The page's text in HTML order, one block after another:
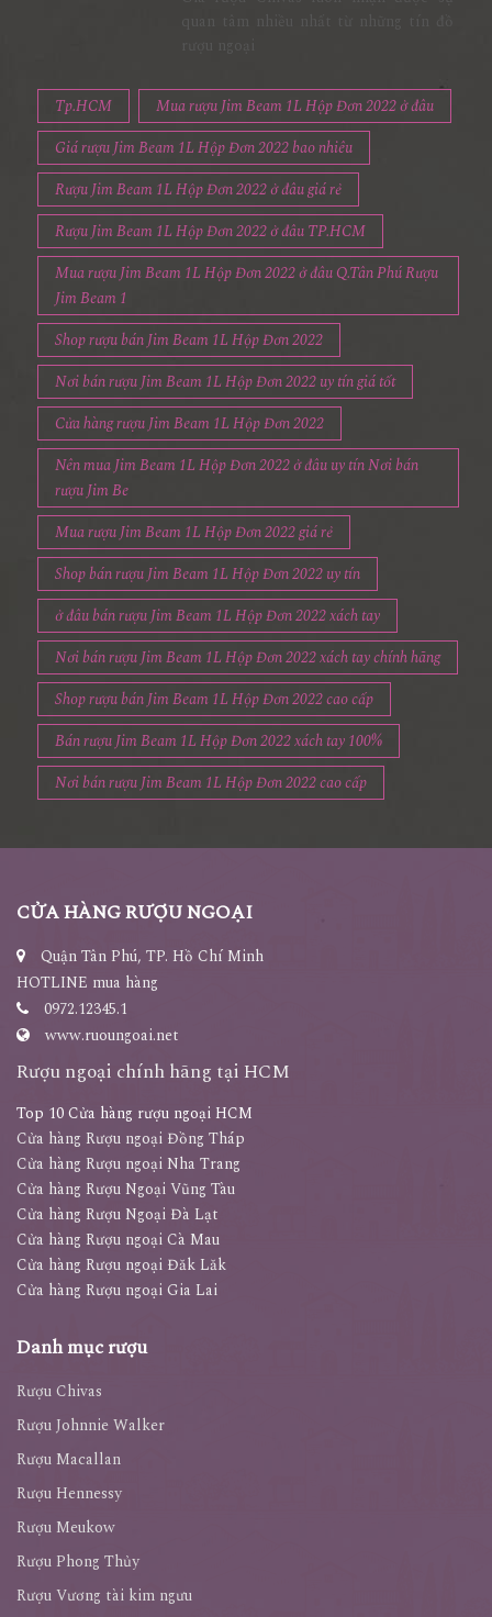
quan tâm nhiều nhất từ những tín đồ
Tp.HCM
Mua rượu Jim Beam 1L Hộp Đơn 2022 ở đâu
Giá rượu Jim Beam 1L Hộp Đơn 2022 bao nhiêu
Rượu Jim Beam 1L Hộp Đơn 2022 ở đâu giá rẻ
Rượu Jim Beam 1L Hộp Đơn 2022 ở đâu TP.HCM
Mua rượu Jim Beam 1L Hộp Đơn 2022 ở đâu Q.Tân Phú Rượu
Jim Beam 1
Shop rượu bán Jim Beam 1L Hộp Đơn 2022
Nơi bán rượu Jim Beam 1L Hộp Đơn 2022 uy tín giá tốt
Cửa hàng rượu Jim Beam 1L Hộp Đơn 2022
Nên mua Jim Beam 1L Hộp Đơn 2022 ở đâu uy tín Nơi bán
rượu Jim Be
Mua rượu Jim Beam 1L Hộp Đơn 2022 giá rẻ
Shop bán rượu Jim Beam 1L Hộp Đơn 2022 uy tín
ở đâu bán rượu Jim Beam 1L Hộp Đơn 2022 xách tay
Nơi bán rượu Jim Beam 1L Hộp Đơn 2022 xách tay chính hãng
Shop rượu bán Jim Beam 1L Hộp Đơn 2022 cao cấp
Bán rượu Jim Beam 1L Hộp Đơn 2022 xách tay 100%
Nơi bán rượu Jim Beam 1L Hộp Đơn 2022 cao cấp
CỬA HÀNG RƯỢU NGOẠI
Quận Tân Phú, TP. Hồ Chí Minh
HOTLINE mua hàng
0972.12345.1
www.ruoungoai.net
Rượu ngoại chính hãng tại HCM
Top 10 Cửa hàng rượu ngoại HCM
Cửa hàng Rượu ngoại Đồng Tháp
Cửa hàng Rượu ngoại Nha Trang
Cửa hàng Rượu Ngoại Vũng Tàu
Cửa hàng Rượu Ngoại Đà Lạt
Cửa hàng Rượu ngoại Cà Mau
Cửa hàng Rượu ngoại Đăk Lăk
Cửa hàng Rượu ngoại Gia Lai
Danh mục rượu
Rượu Chivas
Rượu Johnnie Walker
Rượu Macallan
Rượu Hennessy
Rượu Meukow
Rượu Phong Thủy
Rượu Vương tài kim ngưu